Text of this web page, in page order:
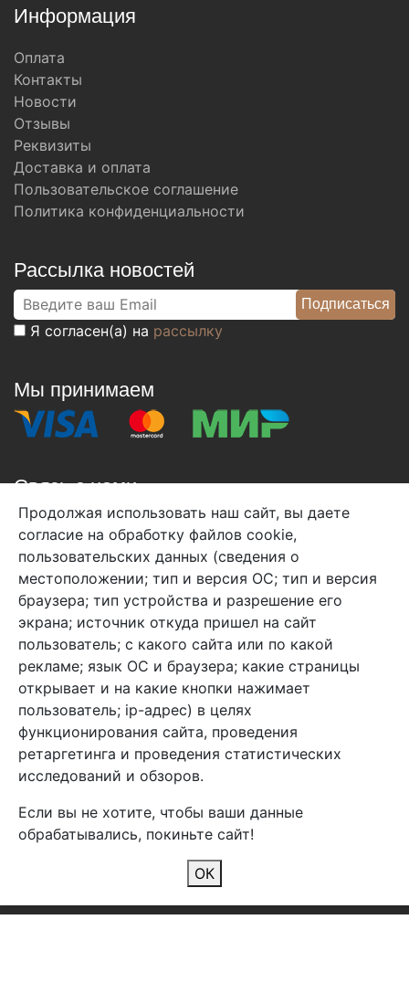
Информация
Оплата
Контакты
Новости
Отзывы
Реквизиты
Доставка и оплата
Пользовательское соглашение
Политика конфиденциальности
Рассылка новостей
Я согласен(а) на рассылку
Мы принимаем
Связь с нами
+7 (495) 933-38-08
info@arben-textile.ru- оптовые продажи
Арбен текстиль г. Щелково, пер.
1-й Советский д.25, владение 2.
Мы в соц. сетях
2026 Copyright © Арбен
Продолжая использовать наш сайт, вы даете
согласие на обработку файлов cookie,
пользовательских данных (сведения о
местоположении; тип и версия ОС; тип и версия
браузера; тип устройства и разрешение его
экрана; источник откуда пришел на сайт
пользователь; с какого сайта или по какой
рекламе; язык ОС и браузера; какие страницы
открывает и на какие кнопки нажимает
пользователь; ip-адрес) в целях
функционирования сайта, проведения
ретаргетинга и проведения статистических
исследований и обзоров.
Если вы не хотите, чтобы ваши данные
обрабатывались, покиньте сайт!
ОК